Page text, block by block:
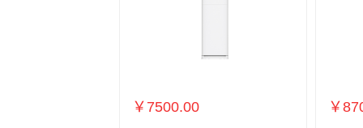
￥7500.00 ￥